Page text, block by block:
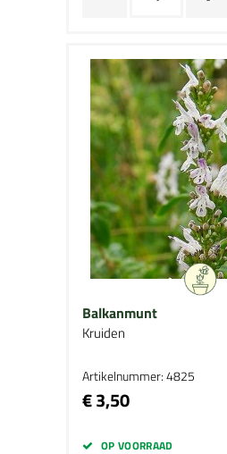
Balkanmunt
Kruiden
Artikelnummer: 4825
€ 3,50
OP VOORRAAD